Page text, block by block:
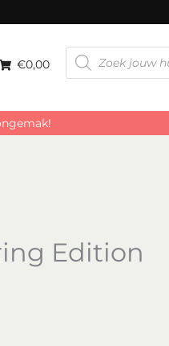
€0,00
Producten
zoeken
Edition